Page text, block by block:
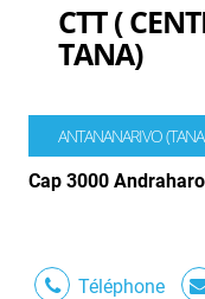
CTT (
TANA)
ANTANANARIVO
Cap 3000
Téléphone